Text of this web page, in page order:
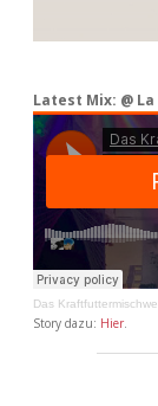
Latest Mix: @
Das
Story dazu: Hier